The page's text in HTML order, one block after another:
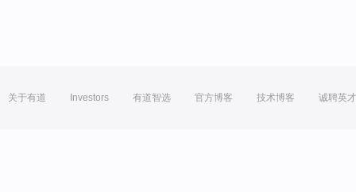
关于有道 Investors 有道智选 官方博客 技术博客 诚聘英才